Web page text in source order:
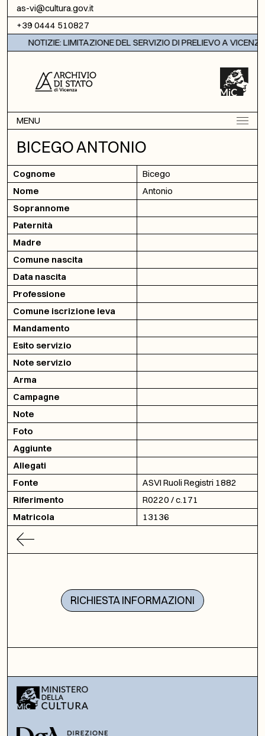
Vai al contenuto
as-vi@cultura.gov.it
+39 0444 510827
NOTIZIE: LIMITAZIONE DEL SERVIZIO DI PRELIEVO A VICENZA
MENU
BICEGO ANTONIO
Cognome
Bicego
Nome
Antonio
Soprannome
Paternità
Madre
Comune nascita
Data nascita
Professione
Comune iscrizione leva
Mandamento
Esito servizio
Note servizio
Arma
Campagne
Note
Foto
Aggiunte
Allegati
Fonte
ASVI Ruoli Registri 1882
Riferimento
R0220 / c.171
Matricola
13136
RICHIESTA INFORMAZIONI